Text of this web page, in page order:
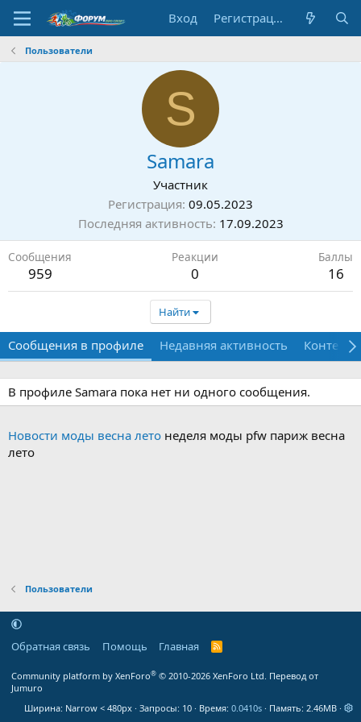
Вход Регистрация
Пользователи
S
Samara
Участник
Регистрация 09.05.2023
Последняя активность 17.09.2023
Сообщения
959
Реакции
0
Баллы
16
Найти
Сообщения в профиле Недавняя активность Контент
В профиле Samara пока нет ни одного сообщения.
Новости моды весна лето неделя моды pfw париж весна
лето
Пользователи
Обратная связь Помощь Главная
R
Community platform by XenForo® © 2010-2026 XenForo Ltd. Перевод от
Jumuro
Ширина
Запросы 10 Время 0.0410s Память 2.46MB